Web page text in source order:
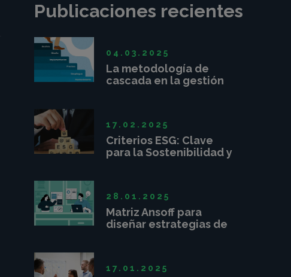
Publicaciones recientes
La metodología de
cascada en la gestión
04.03.2025
Criterios ESG: Clave
para la Sostenibilidad y
17.02.2025
Matriz Ansoff para
diseñar estrategias de
28.01.2025
17.01.2025